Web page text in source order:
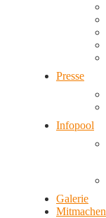
Presse
Infopool
Galerie
Mitmachen